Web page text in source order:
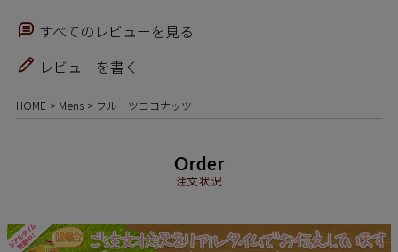
すべてのレビューを見る
レビューを書く
HOME Mens フルーツココナッツ
Order
注文状況